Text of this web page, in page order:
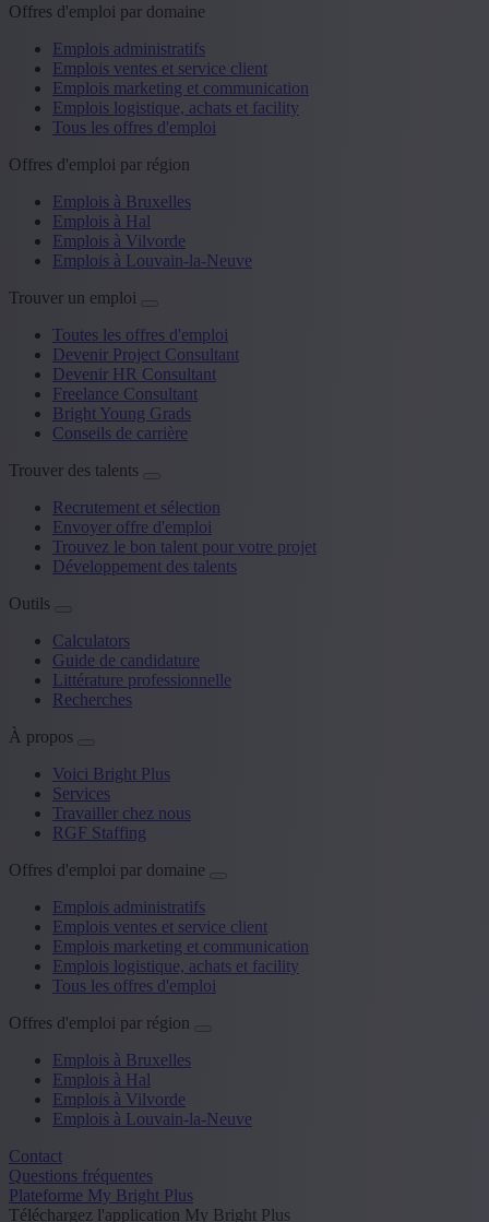
Offres d'emploi par domaine
Emplois administratifs
Emplois ventes et service client
Emplois marketing et communication
Emplois logistique, achats et facility
Tous les offres d'emploi
Offres d'emploi par région
Emplois à Bruxelles
Emplois à Hal
Emplois à Vilvorde
Emplois à Louvain-la-Neuve
Trouver un emploi
Toutes les offres d'emploi
Devenir Project Consultant
Devenir HR Consultant
Freelance Consultant
Bright Young Grads
Conseils de carrière
Trouver des talents
Recrutement et sélection
Envoyer offre d'emploi
Trouvez le bon talent pour votre projet
Développement des talents
Outils
Calculators
Guide de candidature
Littérature professionnelle
Recherches
À propos
Voici Bright Plus
Services
Travailler chez nous
RGF Staffing
Offres d'emploi par domaine
Emplois administratifs
Emplois ventes et service client
Emplois marketing et communication
Emplois logistique, achats et facility
Tous les offres d'emploi
Offres d'emploi par région
Emplois à Bruxelles
Emplois à Hal
Emplois à Vilvorde
Emplois à Louvain-la-Neuve
Contact
Questions fréquentes
Plateforme My Bright Plus
Téléchargez l'application My Bright Plus